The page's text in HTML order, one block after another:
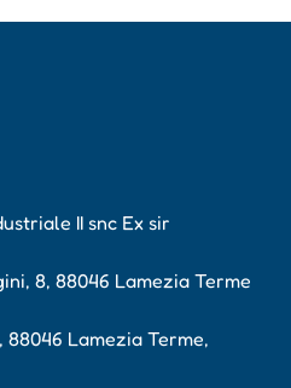
II snc Ex sir
8, 88046 Lamezia Terme
88046 Lamezia Terme,